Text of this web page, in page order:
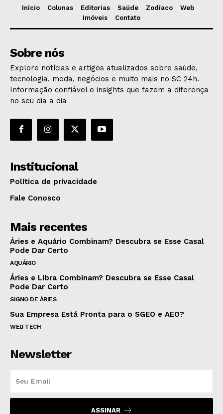
Início Colunas Editorias Saúde Zodíaco
Web
Imóveis
Contato
Sobre nós
Explore notícias e artigos atualizados sobre saúde,
tecnologia, moda, negócios e muito mais no SC 24h.
Informação confiável e insights que fazem a diferença
no seu dia a dia
Institucional
Política de privacidade
Fale Conosco
Mais recentes
Áries e Aquário Combinam? Descubra se Esse Casal
Pode Dar Certo
AQUÁRIO
Áries e Libra Combinam? Descubra se Esse Casal
Pode Dar Certo
SIGNO DE ÁRIES
Sua Empresa Está Pronta para o SGEO e AEO?
WEB TECH
Newsletter
ASSINAR